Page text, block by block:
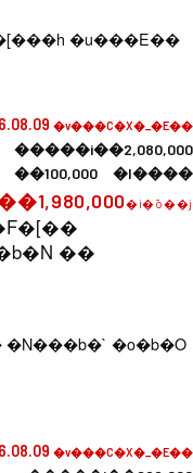
�u���E��
�v���C�X�_�E��
�����i��2,080,000
��100,000 �l����
�i�ō��j
�o�b�O
�v���C�X�_�E��